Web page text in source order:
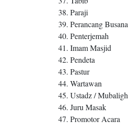
38. Paraji
39. Perancang Busana
40. Penterjemah
41. Imam Masjid
42. Pendeta
43. Pastur
44. Wartawan
45. Ustadz / Mubaligh
46. Juru Masak
47. Promotor Acara